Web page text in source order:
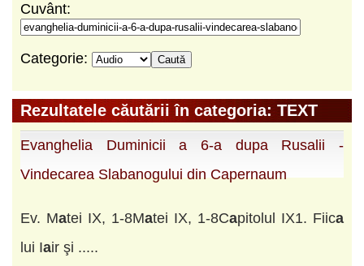
Cuvânt:
Categorie:
Rezultatele căutării în categoria: TEXT
Evanghelia Duminicii a 6-a dupa Rusalii -
Vindecarea Slabanogului din Capernaum
Ev. Matei IX, 1-8Matei IX, 1-8Capitolul IX1. Fiica
lui Iair şi .....